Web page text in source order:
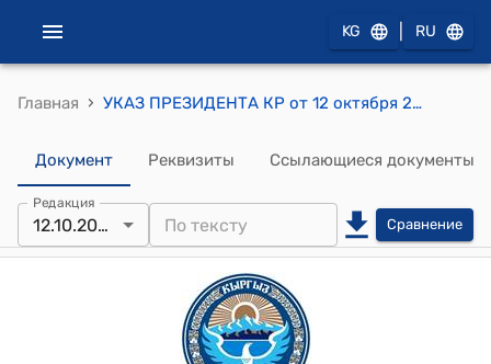
KG RU
Главная › УКАЗ ПРЕЗИДЕНТА КР от 12 октября 2018 года УП N 204 "О награждении государственными наградами Кыргызской Республики"
Документ Реквизиты Ссылающиеся документы
Редакция
12.10.2018 Сравнение